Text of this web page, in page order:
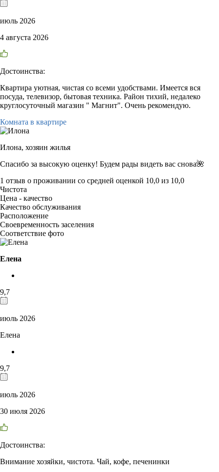
июль 2026
4 августа 2026
Достоинства:
Квартира уютная, чистая со всеми удобствами. Имеется вся
посуда, телевизор, бытовая техника. Район тихий, недалеко
круглосуточный магазин " Магнит". Очень рекомендую.
Комната в квартире
Илона, хозяин жилья
Спасибо за высокую оценку! Будем рады видеть вас снова🌺
1 отзыв о проживании со средней оценкой 10,0 из 10,0
Чистота
Цена - качество
Качество обслуживания
Расположение
Своевременность заселения
Соответствие фото
Елена
9,7
июль 2026
Елена
9,7
июль 2026
30 июля 2026
Достоинства:
Внимание хозяйки, чистота. Чай, кофе, печенинки